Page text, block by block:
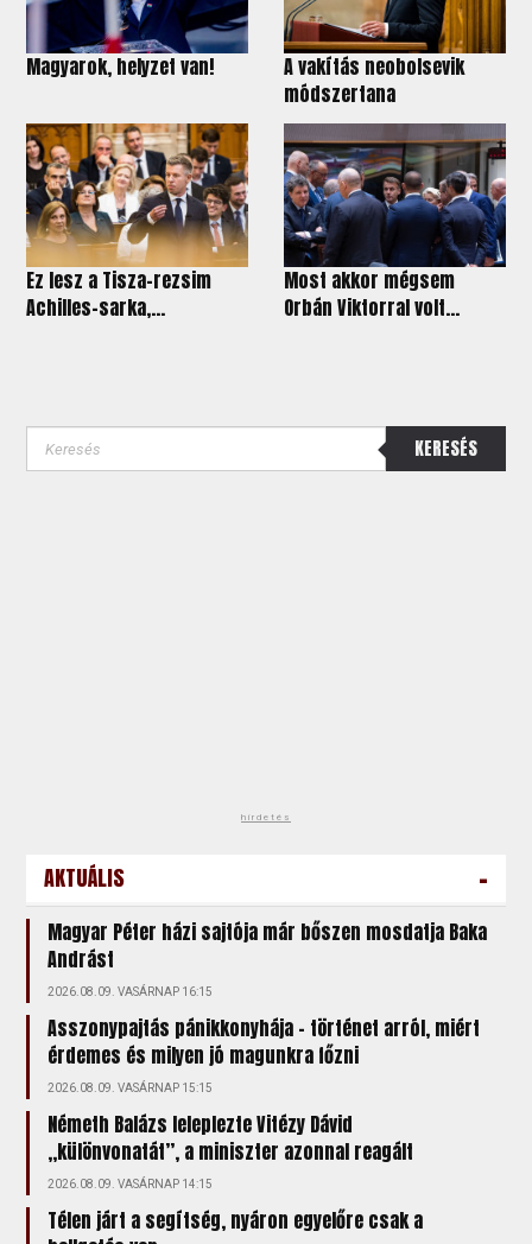
Magyarok, helyzet van!
A vakítás neobolsevik
módszertana
Ez lesz a Tisza-rezsim
Achilles-sarka,...
Most akkor mégsem
Orbán Viktorral volt...
KERESÉS
hirdetés
AKTUÁLIS -
Magyar Péter házi sajtója már bőszen mosdatja Baka
Andrást
2026.08.09. VASÁRNAP 16:15
Asszonypajtás pánikkonyhája – történet arról, miért
érdemes és milyen jó magunkra főzni
2026.08.09. VASÁRNAP 15:15
Németh Balázs leleplezte Vitézy Dávid
„különvonatát”, a miniszter azonnal reagált
2026.08.09. VASÁRNAP 14:15
Télen járt a segítség, nyáron egyelőre csak a